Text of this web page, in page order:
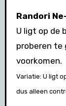
Randori
U ligt op de
proberen te
voorkomen.
Variatie: U ligt
dus alleen